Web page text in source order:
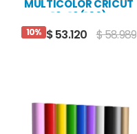
MULTICOLOR CRICUT
12X12 (100)
10% $ 53.120 $ 58.989